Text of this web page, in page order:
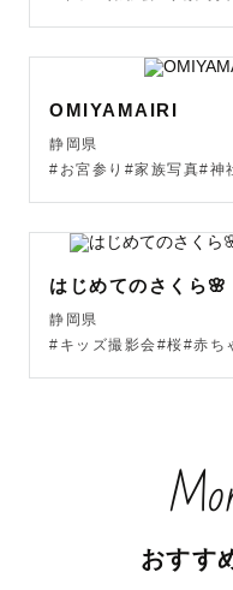
＊ごあいさつ＊
はじめまして！
数多のカメラマンの中か
私のカメラマンページ
す！
ラブグラファー「やぶ」
⭐️ゲスト満足度　平
🗓️年間撮影件数150件以上
🙇指名率90％以上
OMIYAMAIRI
静岡県
#お宮参り#家族写真#神
はじめてのさくら🌸
静岡県
#キッズ撮影会#桜#赤ち
おすす